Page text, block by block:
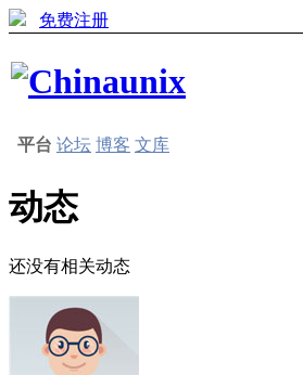
免费注册
平台 论坛 博客 文库
动态
还没有相关动态